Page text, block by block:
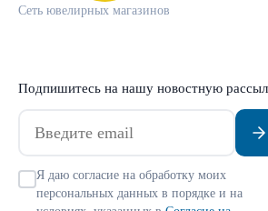
Сеть ювелирных магазинов
Подпишитесь на нашу новостную
Я даю согласие на обработку моих
персональных данных в порядке и на